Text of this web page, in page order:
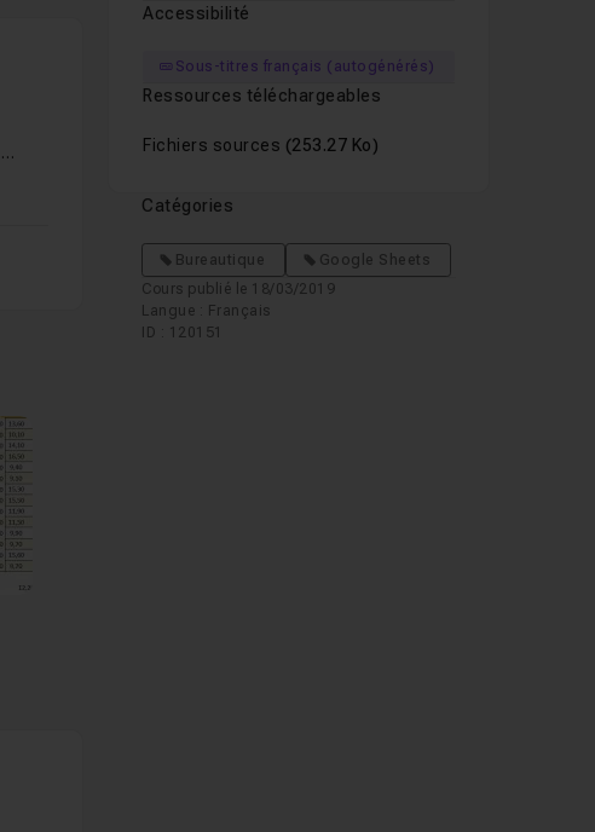
Accessibilité
Sous-titres français (autogénérés)
Ressources téléchargeables
Fichiers sources (253.27 Ko)
Catégories
Bureautique
Google Sheets
Cours publié le 18/03/2019
Langue : Français
ID : 120151